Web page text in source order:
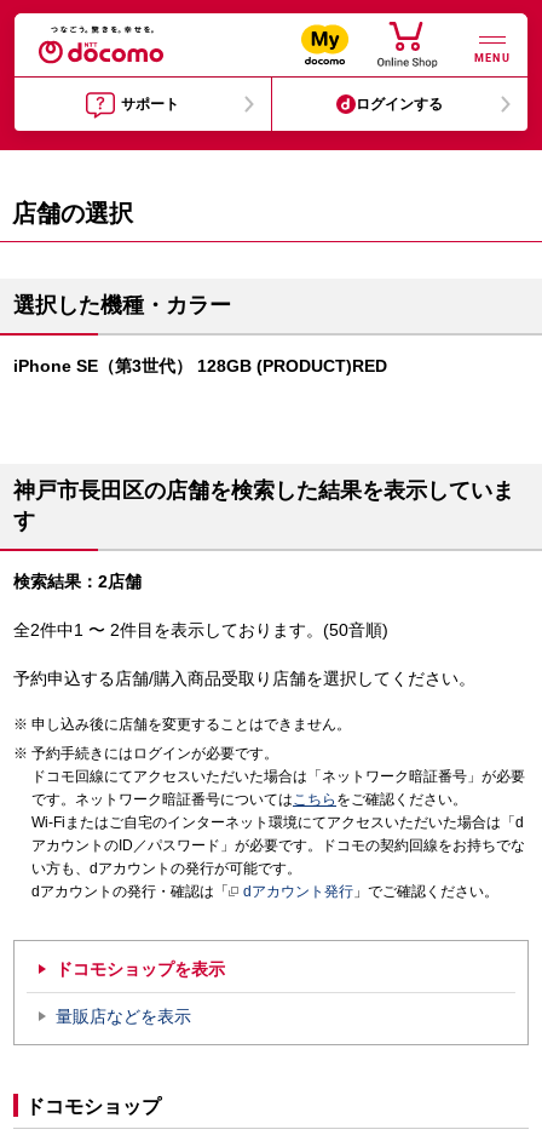
MENU
サポート ログインする
店舗の選択
選択した機種・カラー
iPhone SE（第3世代） 128GB (PRODUCT)RED
神戸市長田区の店舗を検索した結果を表示していま
す
検索結果：2店舗
全2件中1 〜 2件目を表示しております。(50音順)
予約申込する店舗/購入商品受取り店舗を選択してください。
申し込み後に店舗を変更することはできません。
予約手続きにはログインが必要です。
ドコモ回線にてアクセスいただいた場合は「ネットワーク暗証番号」が必要
です。ネットワーク暗証番号についてはこちら をご確認ください。
Wi-Fiまたはご自宅のインターネット環境にてアクセスいただいた場合は「d
アカウントのID／パスワード」が必要です。ドコモの契約回線をお持ちでな
い方も、dアカウントの発行が可能です。
dアカウントの発行・確認は「
dアカウント発行 」でご確認ください。
ドコモショップを表示
量販店などを表示
ドコモショップ